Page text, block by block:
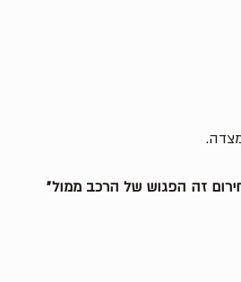
זה הפגוש של הרכב ממול״